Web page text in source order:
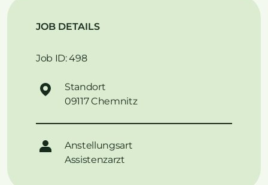
JOB DETAILS
Job ID: 498
Standort
09117 Chemnitz
Anstellungsart
Assistenzarzt